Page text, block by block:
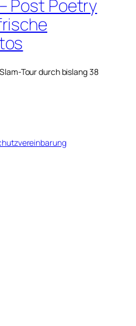
Post Poetry
Tour durch bislang 38